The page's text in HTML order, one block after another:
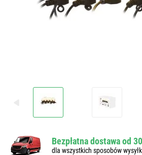
Bezpłatna dostawa od
dla wszystkich sposobów